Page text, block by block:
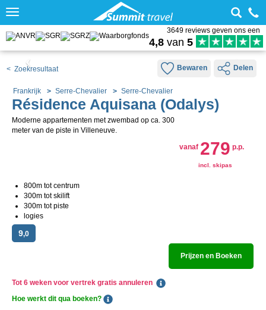
Toggle
3649 reviews geven ons een
4,8 van 5
< Zoekresultaat Bewaren Delen
Frankrijk Serre-Chevalier Serre-Chevalier
Résidence Aquisana (Odalys)
Moderne appartementen met zwembad op ca. 300
meter van de piste in Villeneuve.
vanaf 279 p.p.
incl. skipas
800m tot centrum
300m tot skilift
300m tot piste
logies
9,0
Prijzen en Boeken
Tot 6 weken voor vertrek gratis annuleren
Hoe werkt dit qua boeken?